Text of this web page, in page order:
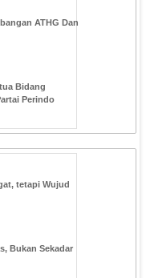
ATHG Dan
Bidang
Perindo
tetapi Wujud
Bukan Sekadar